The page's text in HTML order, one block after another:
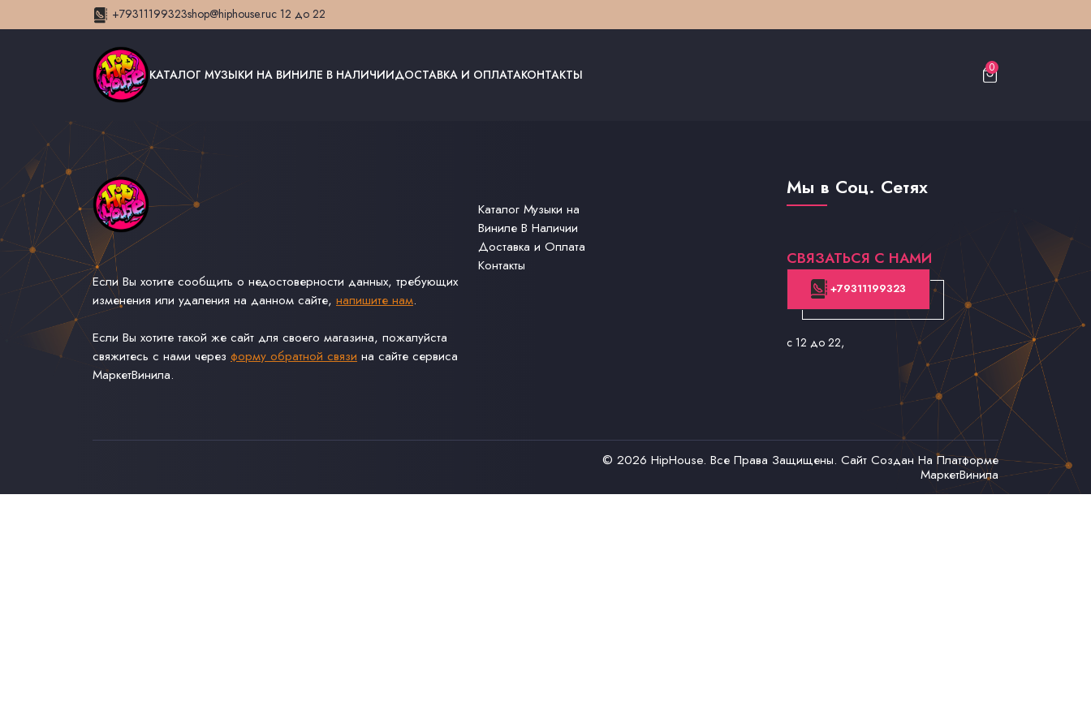
+79311199323shop@hiphouse.ruс 12 до 22
КАТАЛОГ МУЗЫКИ НА ВИНИЛЕ В НАЛИЧИИДОСТАВКА И ОПЛАТАКОНТАКТЫ 0
Если Вы хотите сообщить о недостоверности данных, требующих
изменения или удаления на данном сайте, напишите нам.
Если Вы хотите такой же сайт для своего магазина, пожалуйста
свяжитесь с нами через форму обратной связи на сайте сервиса
МаркетВинила.
Каталог Музыки на
Виниле В Наличии
Доставка и Оплата
Контакты
Мы в Соц. Сетях
СВЯЗАТЬСЯ С НАМИ
+79311199323
с 12 до 22,
© 2026 HipHouse. Все Права Защищены. Сайт Создан На Платформе
МаркетВинила